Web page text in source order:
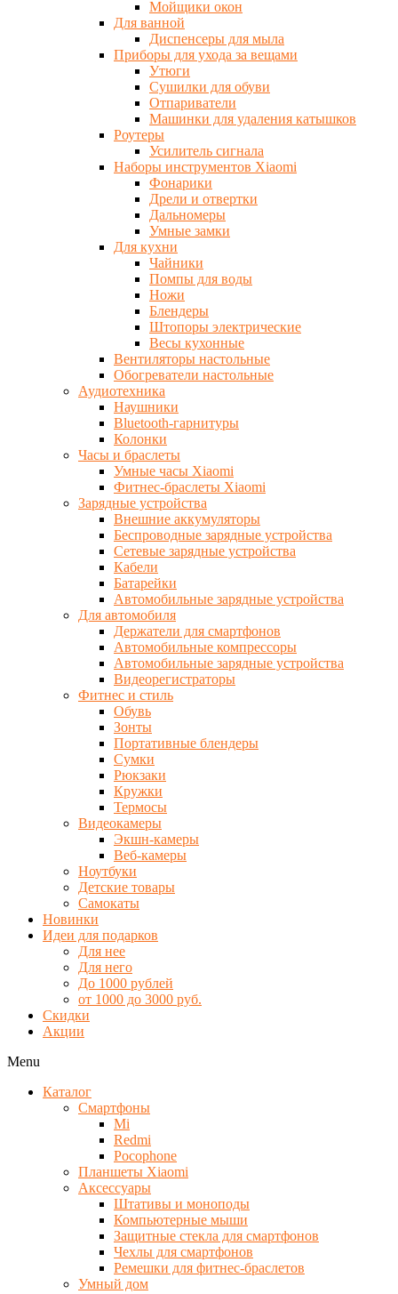
Мойщики окон
Для ванной
Диспенсеры для мыла
Приборы для ухода за вещами
Утюги
Сушилки для обуви
Отпариватели
Машинки для удаления катышков
Роутеры
Усилитель сигнала
Наборы инструментов Xiaomi
Фонарики
Дрели и отвертки
Дальномеры
Умные замки
Для кухни
Чайники
Помпы для воды
Ножи
Блендеры
Штопоры электрические
Весы кухонные
Вентиляторы настольные
Обогреватели настольные
Аудиотехника
Наушники
Bluetooth-гарнитуры
Колонки
Часы и браслеты
Умные часы Xiaomi
Фитнес-браслеты Xiaomi
Зарядные устройства
Внешние аккумуляторы
Беспроводные зарядные устройства
Сетевые зарядные устройства
Кабели
Батарейки
Автомобильные зарядные устройства
Для автомобиля
Держатели для смартфонов
Автомобильные компрессоры
Автомобильные зарядные устройства
Видеорегистраторы
Фитнес и стиль
Обувь
Зонты
Портативные блендеры
Сумки
Рюкзаки
Кружки
Термосы
Видеокамеры
Экшн-камеры
Веб-камеры
Ноутбуки
Детские товары
Самокаты
Новинки
Идеи для подарков
Для нее
Для него
До 1000 рублей
от 1000 до 3000 руб.
Скидки
Акции
Menu
Каталог
Смартфоны
Mi
Redmi
Pocophone
Планшеты Xiaomi
Аксессуары
Штативы и моноподы
Компьютерные мыши
Защитные стекла для смартфонов
Чехлы для смартфонов
Ремешки для фитнес-браслетов
Умный дом